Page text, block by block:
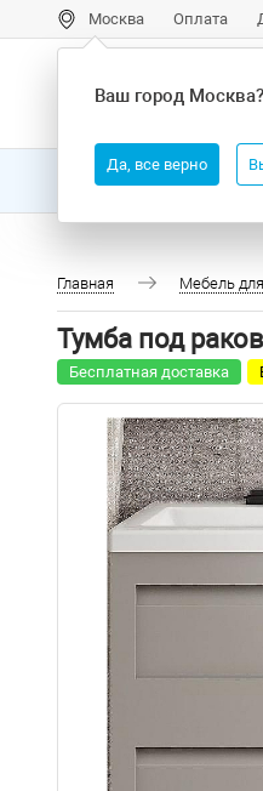
Ваш город Москва?
Да, все верно
Москва Оплата
Все товары
Главная Мебель
Тумба под
Бесплатная доставка